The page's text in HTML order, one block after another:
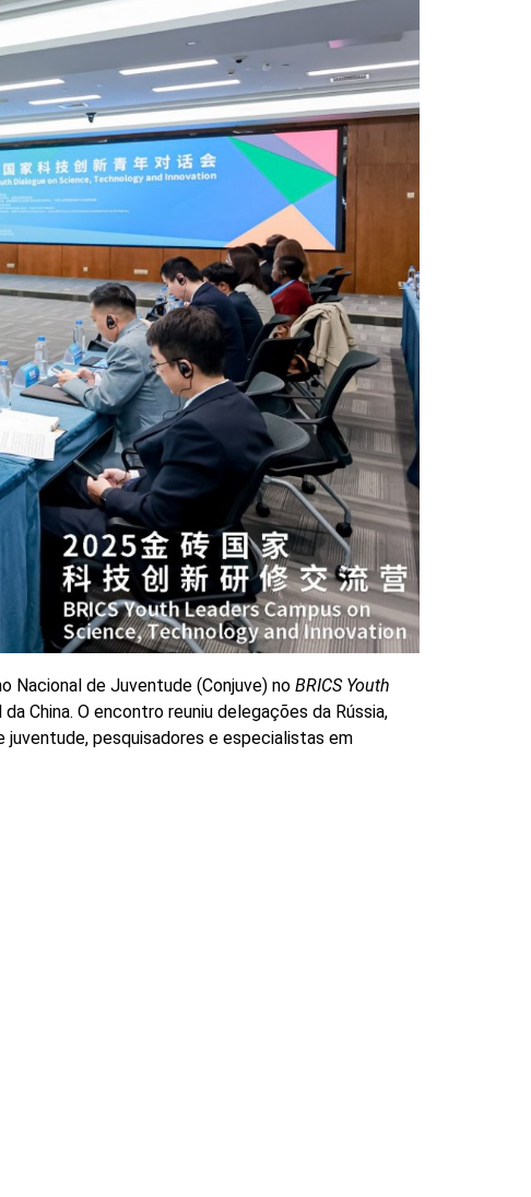
Nacional de Juventude (Conjuve) no BRICS Youth
China. O encontro reuniu delegações da Rússia,
juventude, pesquisadores e especialistas em